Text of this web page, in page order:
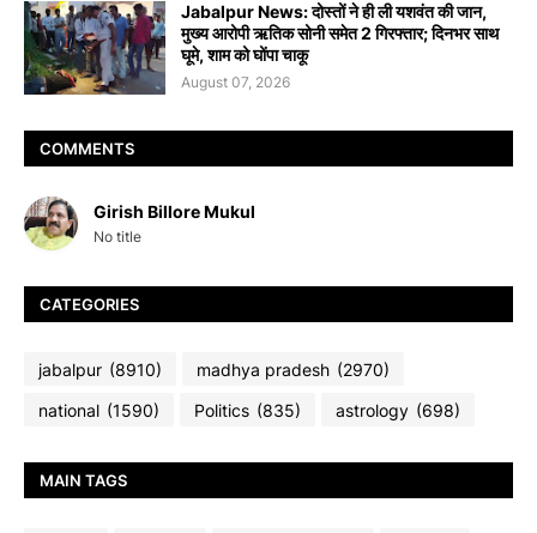
Jabalpur News: दोस्तों ने ही ली यशवंत की जान,
मुख्य आरोपी ऋतिक सोनी समेत 2 गिरफ्तार; दिनभर साथ
घूमे, शाम को घोंपा चाकू
August 07, 2026
COMMENTS
Girish Billore Mukul
No title
CATEGORIES
jabalpur (8910) madhya pradesh (2970)
national (1590) Politics (835) astrology (698)
MAIN TAGS